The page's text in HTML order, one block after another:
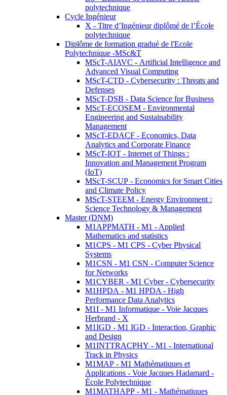
polytechnique
Cycle Ingénieur
X - Titre d’Ingénieur diplômé de l’École
polytechnique
Diplôme de formation gradué de l'Ecole
Polytechnique -MSc&T
MScT-AIAVC - Artificial Intelligence and
Advanced Visual Computing
MScT-CTD - Cybersecurity : Threats and
Defenses
MScT-DSB - Data Science for Business
MScT-ECOSEM - Environmental
Engineering and Sustainability
Management
MScT-EDACF - Economics, Data
Analytics and Corporate Finance
MScT-IOT - Internet of Things :
Innovation and Management Program
(IoT)
MScT-SCUP - Economics for Smart Cities
and Climate Policy
MScT-STEEM - Energy Environment :
Science Technology & Management
Master (DNM)
M1APPMATH - M1 - Applied
Mathematics and statistics
M1CPS - M1 CPS - Cyber Physical
Systems
M1CSN - M1 CSN - Computer Science
for Networks
M1CYBER - M1 Cyber - Cybersecurity
M1HPDA - M1 HPDA - High
Performance Data Analytics
M1I - M1 Informatique - Voie Jacques
Herbrand - X
M1IGD - M1 IGD - Interaction, Graphic
and Design
M1INTTRACPHY - M1 - International
Track in Physics
M1MAP - M1 Mathématiques et
Applications - Voie Jacques Hadamard -
École Polytechnique
M1MATHAPP - M1 - Mathématiques